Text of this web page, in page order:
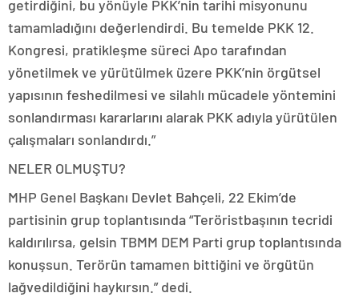
getirdiğini, bu yönüyle PKK’nin tarihi misyonunu
tamamladığını değerlendirdi. Bu temelde PKK 12.
Kongresi, pratikleşme süreci Apo tarafından
yönetilmek ve yürütülmek üzere PKK’nin örgütsel
yapısının feshedilmesi ve silahlı mücadele yöntemini
sonlandırması kararlarını alarak PKK adıyla yürütülen
çalışmaları sonlandırdı.”
NELER OLMUŞTU?
MHP Genel Başkanı Devlet Bahçeli, 22 Ekim’de
partisinin grup toplantısında “Teröristbaşının tecridi
kaldırılırsa, gelsin TBMM DEM Parti grup toplantısında
konuşsun. Terörün tamamen bittiğini ve örgütün
lağvedildiğini haykırsın.” dedi.